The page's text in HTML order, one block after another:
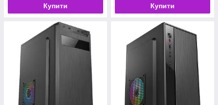
Купити Купити